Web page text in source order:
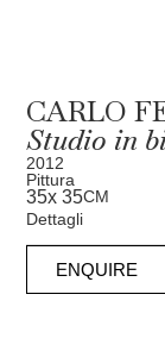
CARLO
Studio in
2012
Pittura
35x 35CM
Dettagli
ENQUIRE